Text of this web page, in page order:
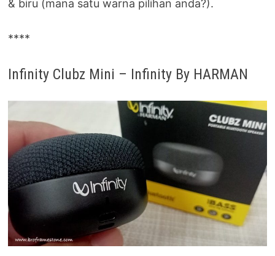
& biru (mana satu warna pilihan anda?).
****
Infinity Clubz Mini – Infinity By HARMAN